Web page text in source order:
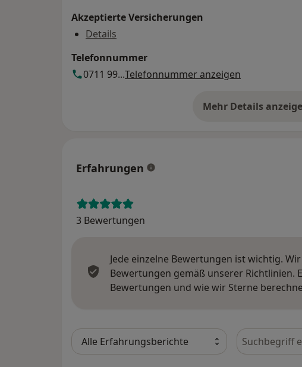
Akzeptierte Versicherungen
Details
Telefonnummer
0711 99...Telefonnummer anzeigen
Mehr Detailsüber die
Erfahrungen
3 Bewertungen
Jede einzelne Bewertungen ist wichtig.
Bewertungen gemäß unserer Richtlinien.
Bewertungen und wie wir Sterne
Bewertungen